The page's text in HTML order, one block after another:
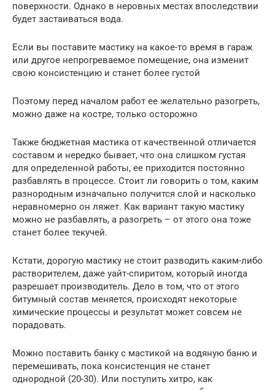
поверхности. Однако в неровных местах впоследствии
будет застаиваться вода.
Если вы поставите мастику на какое-то время в гараж
или другое непрогреваемое помещение, она изменит
свою консистенцию и станет более густой
Поэтому перед началом работ ее желательно разогреть,
можно даже на костре, только осторожно
Также бюджетная мастика от качественной отличается
составом и нередко бывает, что она слишком густая
для определенной работы, ее приходится постоянно
разбавлять в процессе. Стоит ли говорить о том, каким
разнородным изначально получится слой и насколько
неравномерно он ляжет. Как вариант такую мастику
можно не разбавлять, а разогреть – от этого она тоже
станет более текучей.
Кстати, дорогую мастику не стоит разводить каким-либо
растворителем, даже уайт-спиритом, который иногда
разрешает производитель. Дело в том, что от этого
битумный состав меняется, происходят некоторые
химические процессы и результат может совсем не
порадовать.
Можно поставить банку с мастикой на водяную баню и
перемешивать, пока консистенция не станет
однородной (20-30). Или поступить хитро, как